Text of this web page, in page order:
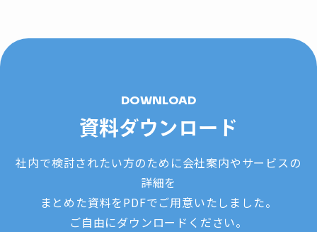
DOWNLOAD
資料ダウンロード
社内で検討されたい方のために会社案内やサービスの
詳細を
まとめた資料をPDFでご用意いたしました。
ご自由にダウンロードください。